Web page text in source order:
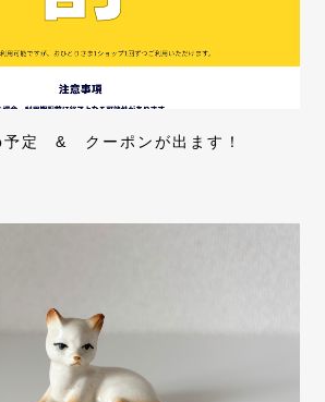
予定 & クーポンが出ます！